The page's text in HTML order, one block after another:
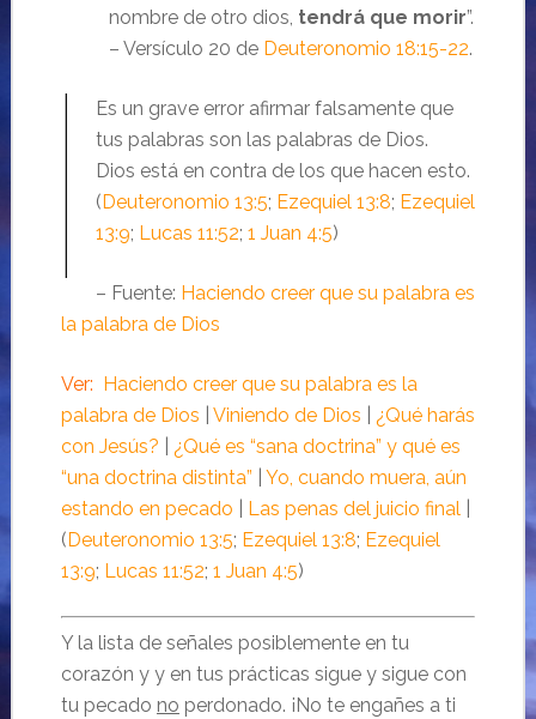
nombre de otro dios, tendrá que morir”.
– Versículo 20 de Deuteronomio 18:15-22.
Es un grave error afirmar falsamente que
tus palabras son las palabras de Dios.
Dios está en contra de los que hacen esto.
( Deuteronomio 13:5; Ezequiel 13:8; Ezequiel
13:9; Lucas 11:52; 1 Juan 4:5)
– Fuente: Haciendo creer que su palabra es
la palabra de Dios
Ver:
Haciendo creer que su palabra es la
palabra de Dios
Viniendo de Dios
¿Qué harás
con Jesús?
¿Qué es “sana doctrina” y qué es
“una doctrina distinta”
Yo, cuando muera, aún
estando en pecado
Las penas del juicio final|
( Deuteronomio 13:5; Ezequiel 13:8; Ezequiel
13:9; Lucas 11:52; 1 Juan 4:5)
Y la lista de señales posiblemente en tu
corazón y y en tus prácticas sigue y sigue con
tu pecado no perdonado. ¡No te engañes a ti